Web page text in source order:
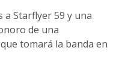
Starflyer 59 y una
de una
tomará la banda en